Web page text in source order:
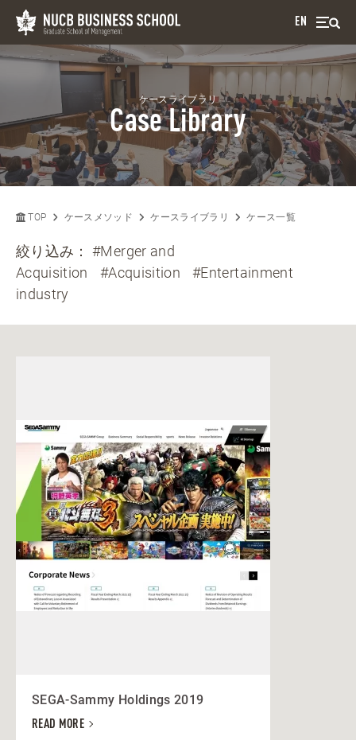
EN
ケースライブラリ
Case Library
TOP ケースメソッド ケースライブラリ ケース一覧
絞り込み：#Merger and
Acquisition
#Acquisition
#Entertainment
industry
SEGA-Sammy Holdings 2019
READ MORE